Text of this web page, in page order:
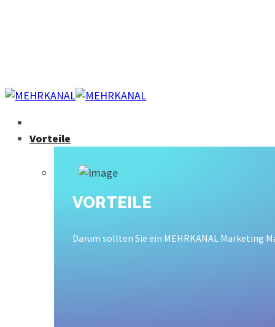
Vorteile
VORTEILE
Darum sollten Sie ein MEHRKANAL Marketing